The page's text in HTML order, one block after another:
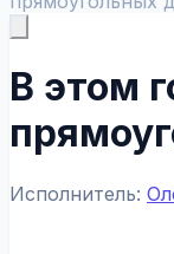
В этом
Исполнитель: